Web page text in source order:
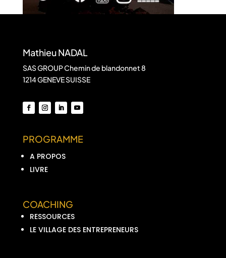
Mathieu NADAL
SAS GROUP Chemin de blandonnet 8
1214 GENEVE SUISSE
PROGRAMME
A PROPOS
LIVRE
COACHING
RESSOURCES
LE VILLAGE DES ENTREPRENEURS